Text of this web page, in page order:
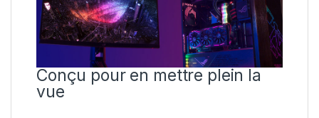
Conçu pour en mettre plein la
vue